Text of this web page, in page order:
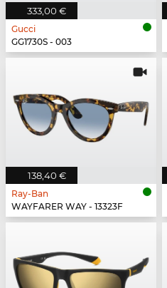
333,00 €
Gucci
GG1730S - 003
138,40 €
Ray-Ban
WAYFARER WAY - 13323F